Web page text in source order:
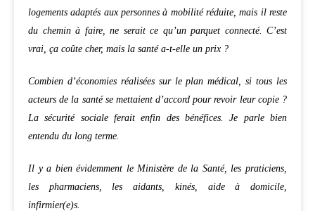
logements adaptés aux personnes à mobilité réduite, mais il reste
du chemin à faire, ne serait ce qu’un parquet connecté. C’est
vrai, ça coûte cher, mais la santé a-t-elle un prix ?
Combien d’économies réalisées sur le plan médical, si tous les
acteurs de la santé se mettaient d’accord pour revoir leur copie ?
La sécurité sociale ferait enfin des bénéfices. Je parle bien
entendu du long terme.
Il y a bien évidemment le Ministère de la Santé, les praticiens,
les pharmaciens, les aidants, kinés, aide à domicile,
infirmier(e)s.